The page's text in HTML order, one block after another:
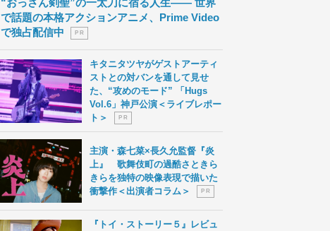
“おっさん剣聖”の一太刀に宿る人生―― 世界
で話題の本格アクションアニメ、Prime Video
で独占配信中
P R
キタニタツヤがゲストアーティ
ストとの対バンを通して見せ
た、“攻めのモード” 「Hugs
Vol.6」神戸公演＜ライブレポー
ト＞
P R
主演・森七菜×長久允監督『炎
上』 歌舞伎町の過酷さときら
きらを独特の映像表現で描いた
衝撃作＜出演者コラム＞
P R
『トイ・ストーリー５』レビュ